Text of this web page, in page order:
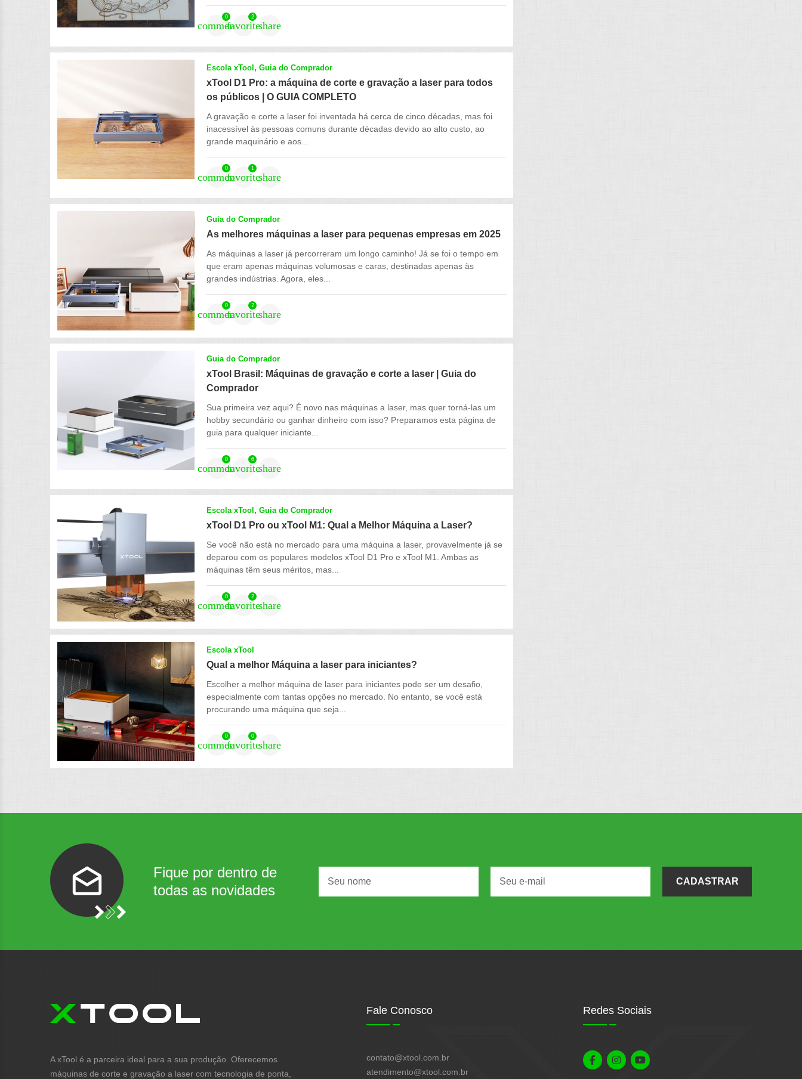
comment
0
favorite
2
share
Escola xTool Guia do Comprador
xTool D1 Pro: a máquina de corte e gravação a laser para todos
os públicos | O GUIA COMPLETO
A gravação e corte a laser foi inventada há cerca de cinco décadas, mas foi
inacessível às pessoas comuns durante décadas devido ao alto custo, ao
grande maquinário e aos...
comment
0
favorite
1
share
Guia do Comprador
As melhores máquinas a laser para pequenas empresas em 2025
As máquinas a laser já percorreram um longo caminho! Já se foi o tempo em
que eram apenas máquinas volumosas e caras, destinadas apenas às
grandes indústrias. Agora, eles...
comment
0
favorite
2
share
Guia do Comprador
xTool Brasil: Máquinas de gravação e corte a laser | Guia do
Comprador
Sua primeira vez aqui? É novo nas máquinas a laser, mas quer torná-las um
hobby secundário ou ganhar dinheiro com isso? Preparamos esta página de
guia para qualquer iniciante...
comment
0
favorite
6
share
Escola xTool Guia do Comprador
xTool D1 Pro ou xTool M1: Qual a Melhor Máquina a Laser?
Se você não está no mercado para uma máquina a laser, provavelmente já se
deparou com os populares modelos xTool D1 Pro e xTool M1. Ambas as
máquinas têm seus méritos, mas...
comment
0
favorite
2
share
Escola xTool
Qual a melhor Máquina a laser para iniciantes?
Escolher a melhor máquina de laser para iniciantes pode ser um desafio,
especialmente com tantas opções no mercado. No entanto, se você está
procurando uma máquina que seja...
comment
0
favorite
0
share
Fique por dentro de
todas as novidades
CADASTRAR
A xTool é a parceira ideal para a sua produção. Oferecemos
máquinas de corte e gravação a laser com tecnologia de ponta,
Fale Conosco
contato@xtool.com.br
atendimento@xtool.com.br
Redes Sociais